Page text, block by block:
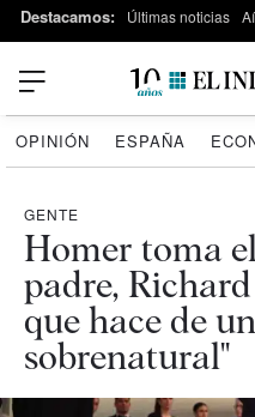
Destacamos: Últimas noticias
OPINIÓN ESPAÑA
GENTE
Homer toma
padre,
que hace de
sobrenatural"